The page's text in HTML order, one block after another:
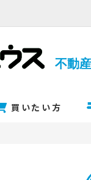
不動産
買いたい方